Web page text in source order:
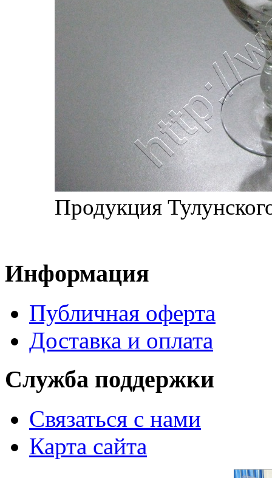
Продукция
Информация
Публичная оферта
Доставка и оплата
Служба поддержки
Связаться с нами
Карта сайта